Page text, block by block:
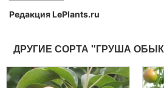
Редакция LePlants.ru
ДРУГИЕ СОРТА "ГРУША